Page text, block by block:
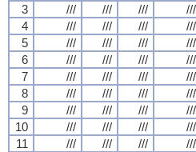
3
/// /// /// ///
4
/// /// /// ///
5
/// /// /// ///
6
/// /// /// ///
7
/// /// /// ///
8
/// /// /// ///
9
/// /// /// ///
10
/// /// /// ///
11
/// /// /// ///
3
/// /// /// ///
4
/// /// /// ///
5
/// /// /// ///
6
/// /// /// ///
7
/// /// /// ///
8
/// /// /// ///
9
/// /// /// ///
10
/// /// /// ///
11
/// /// /// ///
3
/// /// /// ///
4
/// /// /// ///
5
/// /// /// ///
6
/// /// /// ///
7
/// /// /// ///
8
/// /// /// ///
9
/// /// /// ///
10
/// /// /// ///
11
/// /// /// ///
3
/// /// /// ///
4
/// /// /// ///
5
/// /// /// ///
6
/// /// /// ///
7
/// /// /// ///
8
/// /// /// ///
9
/// /// /// ///
10
/// /// /// ///
11
/// /// /// ///